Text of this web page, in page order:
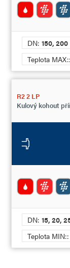
DN:150, 200
Teplota
R2 2 LP
Kulový kohout
DN:15, 20,
Teplota